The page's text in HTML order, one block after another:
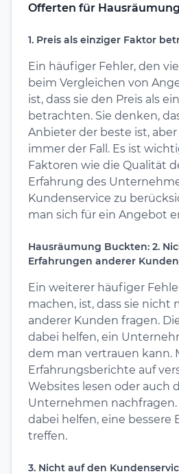
Offerten für
1. Preis als einziger Faktor
Ein häufiger Fehler, den
beim Vergleichen von
ist, dass sie den Preis als
betrachten. Sie denken,
Anbieter der beste ist,
immer der Fall. Es ist
Faktoren wie die Qualität
Erfahrung des
Kundenservice zu
man sich für ein Angebot
Hausräumung Buckten: 2.
Erfahrungen anderer
Ein weiterer häufiger
machen, ist, dass sie nicht
anderer Kunden fragen.
dabei helfen, ein
dem man vertrauen kann.
Erfahrungsberichte auf
Websites lesen oder auch
Unternehmen
dabei helfen, eine bessere
treffen.
3. Nicht auf den